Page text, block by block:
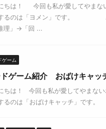
ちは！ 今回も私が愛してやまな
るのは「ヨメン」です。 これ
理」→「回 ...
ゲーム
ゲーム紹介 おばけキャッ
ちは！ 今回も私が愛してやまな
るのは「おばけキャッチ」です